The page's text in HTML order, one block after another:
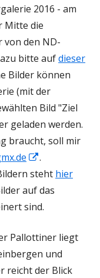
2016 - am
Mitte die
von den ND-
bitte aufdieser
Bilder können
(mit der
Bild "Ziel
geladen werden.
braucht, soll mir
In
neuem
Fenster
öffnen
.
steht hier
auf das
sind.
Pallottiner liegt
und
reicht der Blick